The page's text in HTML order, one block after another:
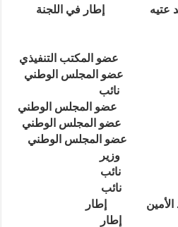
عتيه إطار في اللجنة
عضو المكتب التنفيذي
المجلس الوطني
نائب
عضو المجلس الوطني
عضو المجلس الوطني
المجلس الوطني
وزير
نائب
نائب
الأمين إطار
إطار